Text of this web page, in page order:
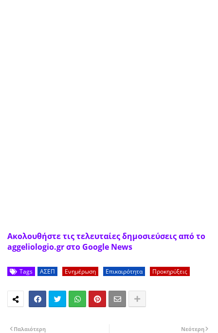
Ακολουθήστε τις τελευταίες δημοσιεύσεις από το
aggeliologio.gr στο Google News
Tags ΑΣΕΠ Ενημέρωση Επικαιρότητα Προκηρύξεις
Νεότερη
Παλαιότερη